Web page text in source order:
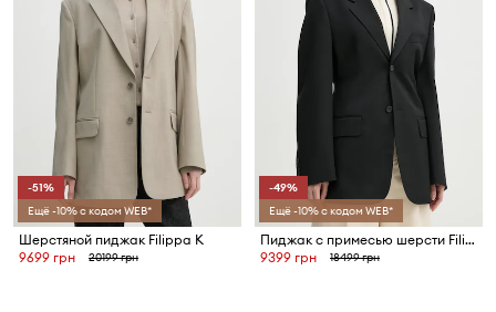
-51%
Ещё -10% с кодом WEB*
Шерстяной пиджак Filippa K
9699 грн
20199 грн
-49%
Ещё -10% с кодом WEB*
Пиджак с примесью шерсти Filippa K
9399 грн
18499 грн